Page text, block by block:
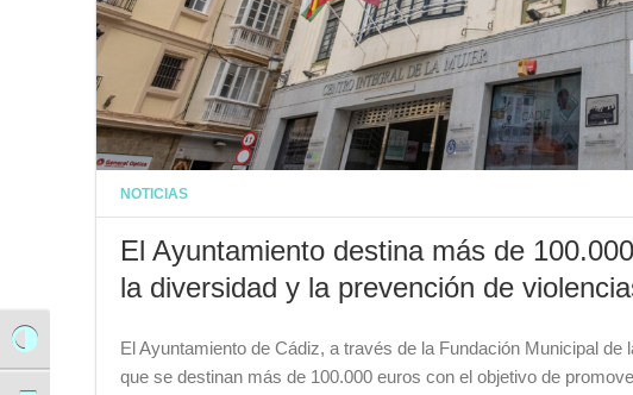
Alternar alto contraste
NOTICIAS
El Ayuntamiento destina más de
la diversidad y la prevención de
El Ayuntamiento de Cádiz, a través de la Fundación Municipal
que se destinan más de 100.000 euros con el objetivo de